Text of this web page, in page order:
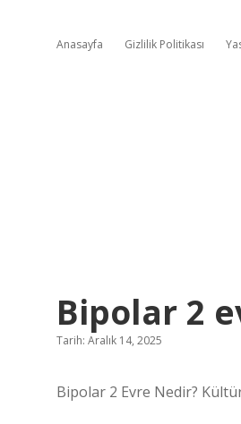
Anasayfa Gizlilik Politikası
Bipolar 2
Tarih: Aralık 14, 2025
Bipolar 2 Evre Nedir?